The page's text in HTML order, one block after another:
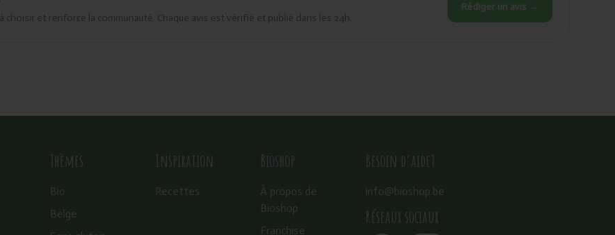
et renforce la communauté. Chaque avis est vérifié et publié dans les 24h.
Rédiger un avis →
Thèmes
Bio
Belge
Inspiration
Recettes
Bioshop
À propos de
Bioshop
Franchise
Besoin d’aide?
info@bioshop.be
Réseaux sociaux